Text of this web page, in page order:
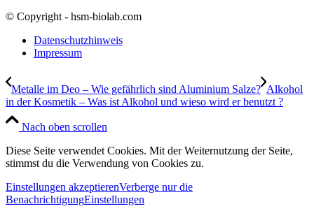
© Copyright - hsm-biolab.com
Datenschutzhinweis
Impressum
Metalle im Deo – Wie gefährlich sind Aluminium Salze? Alkohol
in der Kosmetik – Was ist Alkohol und wieso wird er benutzt ?
Nach oben scrollen
Diese Seite verwendet Cookies. Mit der Weiternutzung der Seite,
stimmst du die Verwendung von Cookies zu.
Einstellungen akzeptierenVerberge nur die
BenachrichtigungEinstellungen